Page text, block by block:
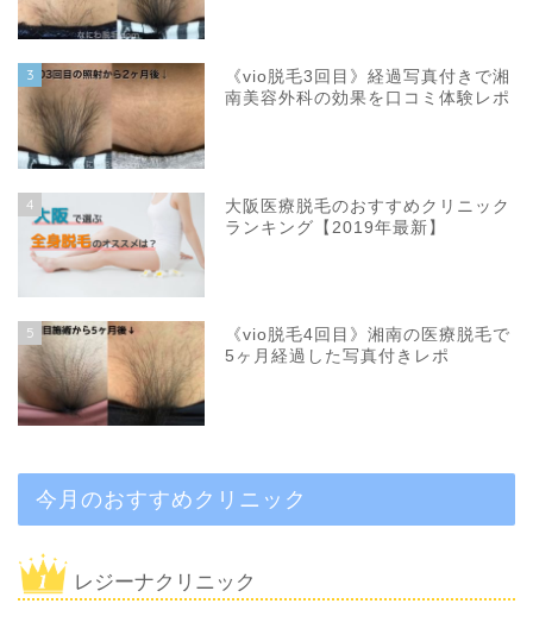
3
《vio脱毛3回目》経過写真付きで湘
南美容外科の効果を口コミ体験レポ
4
大阪医療脱毛のおすすめクリニック
ランキング【2019年最新】
5
《vio脱毛4回目》湘南の医療脱毛で
5ヶ月経過した写真付きレポ
今月のおすすめクリニック
レジーナクリニック